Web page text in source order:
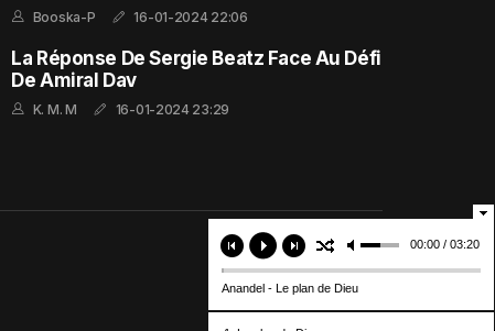
Booska-P 16-01-2024 22:06
La Réponse De Sergie Beatz Face Au Défi
De Amiral Dav
K. M. M 16-01-2024 23:29
00:00 / 03:20
Anandel - Le plan de Dieu